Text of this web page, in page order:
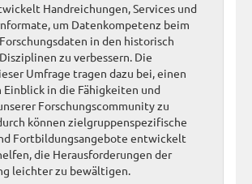
Handreichungen, Services und
um Datenkompetenz beim
in den historisch
zu verbessern. Die
Umfrage tragen dazu bei, einen
Einblick in die Fähigkeiten und
Forschungscommunity zu
können zielgruppenspezifische
Fortbildungsangebote entwickelt
die Herausforderungen der
leichter zu bewältigen.